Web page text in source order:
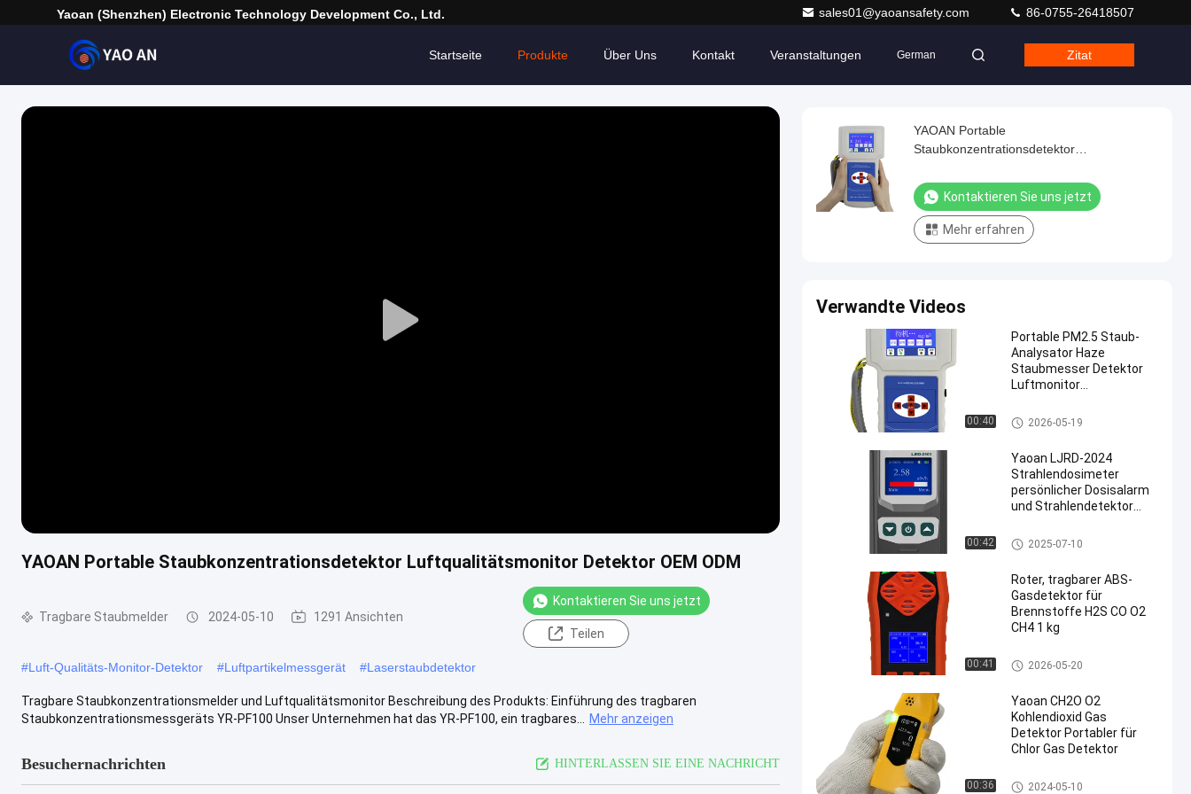
Yaoan (Shenzhen) Electronic Technology Development Co., Ltd. sales01@yaoansafety.com 86-0755-26418507
Startseite Produkte Über Uns Kontakt Veranstaltungen German Zitat
Play
YAOAN Portable Staubkonzentrationsdetektor Luftqualitätsmonitor Detektor OEM ODM
Tragbare Staubmelder 2024-05-10 1291 Ansichten
Kontaktieren Sie uns jetzt
Teilen
#Luft-Qualitäts-Monitor-Detektor #Luftpartikelmessgerät #Laserstaubdetektor
Tragbare Staubkonzentrationsmelder und Luftqualitätsmonitor Beschreibung des Produkts: Einführung des tragbaren
Staubkonzentrationsmessgeräts YR-PF100 Unser Unternehmen hat das YR-PF100, ein tragbares...
Mehr anzeigen
Besuchernachrichten HINTERLASSEN SIE EINE NACHRICHT
YAOAN Portable
Staubkonzentrationsdetektor
Kontaktieren Sie uns jetzt
Mehr erfahren
Verwandte Videos
00:40
Portable PM2.5 Staub-
Analysator Haze
Staubmesser Detektor
Luftmonitor
Luftanalyse
Tragbare Staubmelder
2026-05-19
00:42
Yaoan LJRD-2024
Strahlendosimeter
persönlicher Dosisalarm
und Strahlendetektor
Strahlendetektoren
Detektor der radioaktiven Stra
hlung
2025-07-10
00:41
Roter, tragbarer ABS-
Gasdetektor für
Brennstoffe H2S CO O2
CH4 1 kg
Tragbare Mehrfachgasdetekto
ren
2026-05-20
00:36
Yaoan CH2O O2
Kohlendioxid Gas
Detektor Portabler für
Chlor Gas Detektor
persönlicher Gasdetektor
2024-05-10